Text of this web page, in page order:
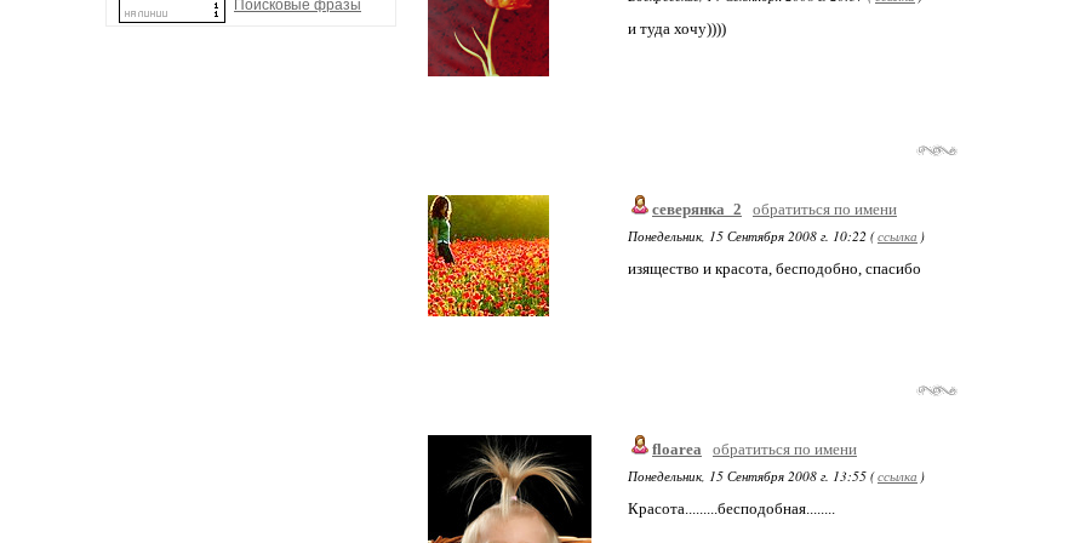
Поисковые фразы
и туда хочу))))
северянка_2
обратиться по имени
Понедельник, 15 Сентября 2008 г. 10:22 (ссылка )
изящество и красота, бесподобно, спасибо
floarea
обратиться по имени
Понедельник, 15 Сентября 2008 г. 13:55 (ссылка )
Красота.........бесподобная........